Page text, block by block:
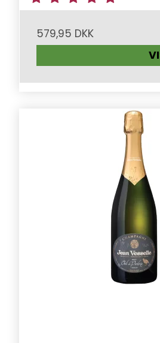
579,95 DKK